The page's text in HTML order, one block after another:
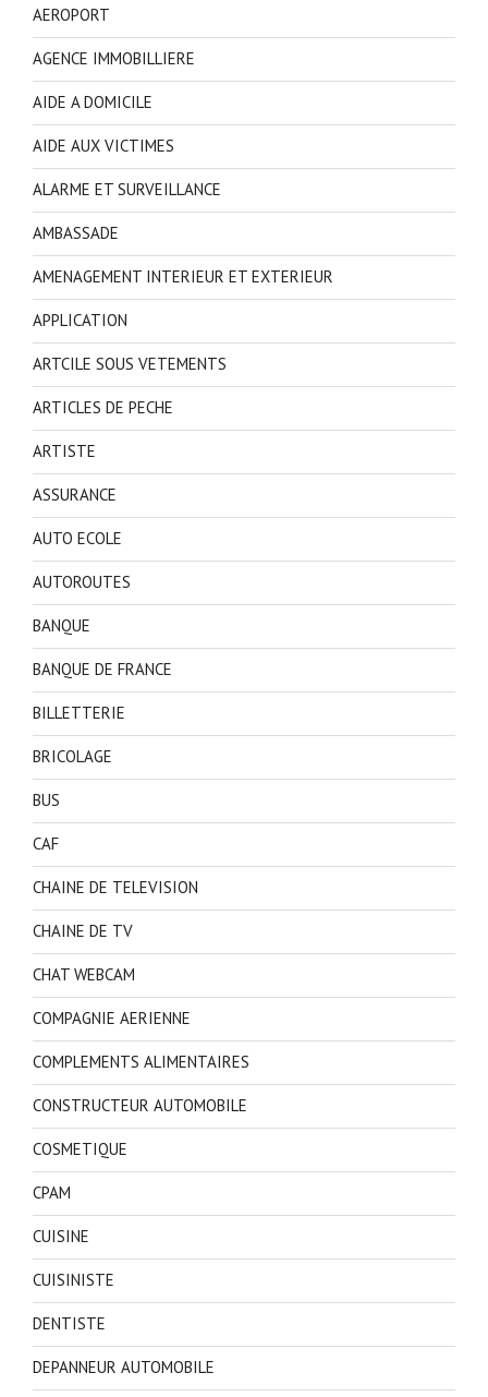
AEROPORT
AGENCE IMMOBILLIERE
AIDE A DOMICILE
AIDE AUX VICTIMES
ALARME ET SURVEILLANCE
AMBASSADE
AMENAGEMENT INTERIEUR ET EXTERIEUR
APPLICATION
ARTCILE SOUS VETEMENTS
ARTICLES DE PECHE
ARTISTE
ASSURANCE
AUTO ECOLE
AUTOROUTES
BANQUE
BANQUE DE FRANCE
BILLETTERIE
BRICOLAGE
BUS
CAF
CHAINE DE TELEVISION
CHAINE DE TV
CHAT WEBCAM
COMPAGNIE AERIENNE
COMPLEMENTS ALIMENTAIRES
CONSTRUCTEUR AUTOMOBILE
COSMETIQUE
CPAM
CUISINE
CUISINISTE
DENTISTE
DEPANNEUR AUTOMOBILE